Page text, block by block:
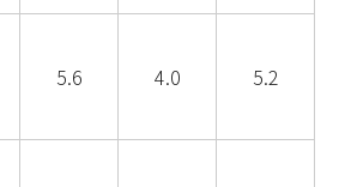
5.6 4.0 5.2